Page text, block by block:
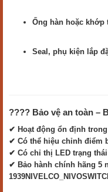
Ống hàn hoặc khớp
Seal, phụ kiện lắp
???? Bảo vệ an toàn –
✔ Hoạt động ổn định
✔ Có thể hiệu chỉnh điểm
✔ Có chỉ thị LED trạng
✔ Bảo hành chính hãng 5